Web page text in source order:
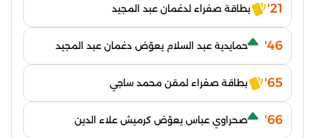
21' بطاقة صفراء لدغمان عبد المجيد
46' حمايدية عبد السلام يعوّض دغمان عبد المجيد
65' بطاقة صفراء لمقن محمد ساجي
66' صحراوي عباس يعوّض كرميش علاء الدين